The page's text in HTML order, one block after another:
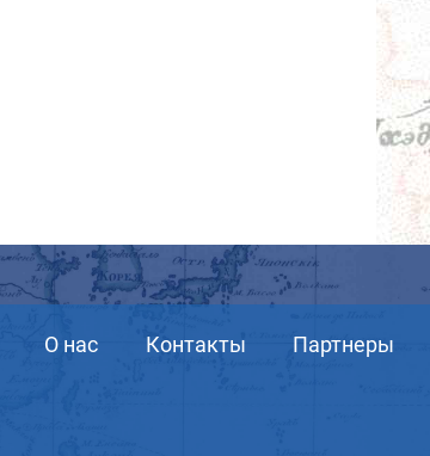
О нас Контакты Партнеры